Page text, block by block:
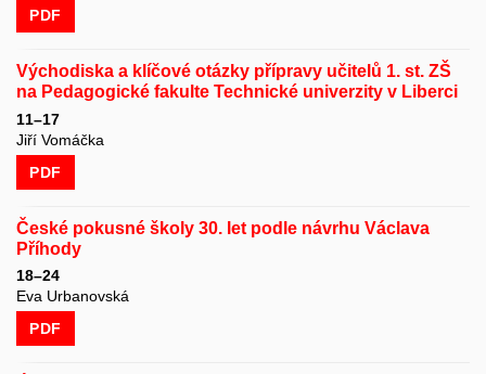
PDF
Východiska a klíčové otázky přípravy učitelů 1. st. ZŠ
na Pedagogické fakulte Technické univerzity v Liberci
11–17
Jiří Vomáčka
PDF
České pokusné školy 30. let podle návrhu Václava
Příhody
18–24
Eva Urbanovská
PDF